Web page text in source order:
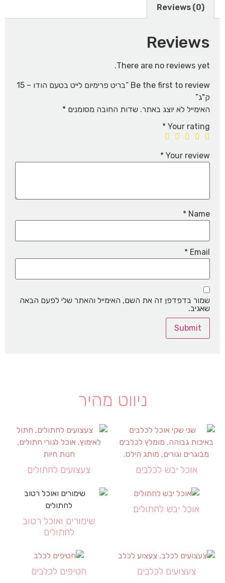
Reviews (0)
Reviews
There are no reviews yet.
Be the first to review “בריט פרימיום לייט בטעם הודו – 15
ק"ג”
האימייל לא יוצג באתר. שדות החובה מסומנים *
Your rating
*
Your review
*
Name
*
Email
*
שמור בדפדפן זה את השם, האימייל והאתר שלי לפעם הבאה
שאגיב.
ניווט מהיר
אוכל יבש לכלבים צעצועים לחתולים
אוכל יבש לחתולים
שימורים ואוכל רטוב
לחתולים
צעצועים לכלבים חטיפים לכלבים